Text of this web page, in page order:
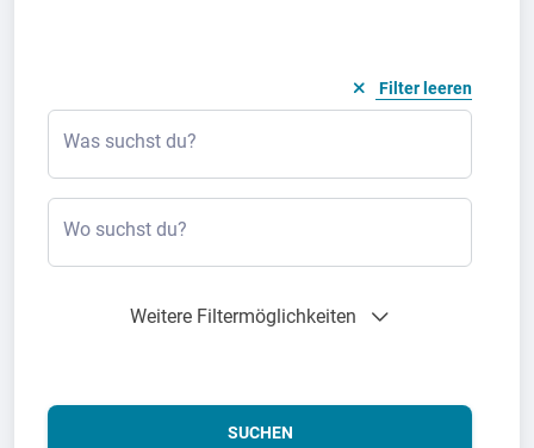
Filter leeren
Was suchst du?
Wo suchst du?
Weitere Filtermöglichkeiten
SUCHEN